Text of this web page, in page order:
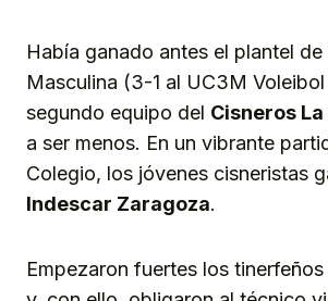
Había ganado antes el plantel de
Masculina (3-1 al UC3M
segundo equipo del Cisneros
a ser menos. En un vibrante
Colegio, los jóvenes cisneristas
Indescar Zaragoza.
Empezaron fuertes los